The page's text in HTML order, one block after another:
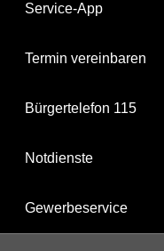
Service-App
Termin vereinbaren
Bürgertelefon 115
Notdienste
Gewerbeservice